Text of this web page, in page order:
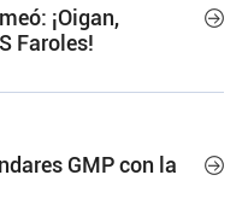
¡Oigan,
Faroles!

GMP con la
